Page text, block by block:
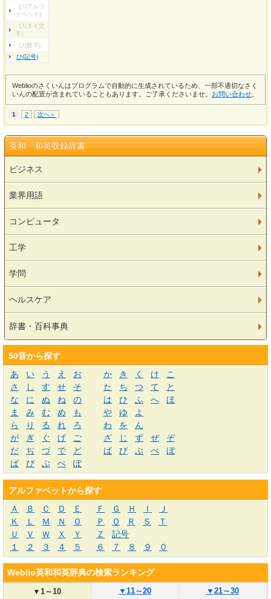
ひ(アルフ
ァベット)
ひ(タイ文
字)
ひ(数字)
ひ(記号)
Weblioのさくいんはプログラムで自動的に生成されているため、一部不適切なさく
いんの配置が含まれていることもあります。ご了承くださいませ。 お問い合わせ
1 2 次へ＞
英和・和英収録辞書
ビジネス
業界用語
コンピュータ
工学
学問
ヘルスケア
辞書・百科事典
50音から探す
あ
い う え お か き く け
こ
さ
し す せ そ た ち つ て
と
な
に ぬ ね の は ひ ふ へ
ほ
ま
み む め も や ゆ
よ
ら
り る れ ろ わ を
ん
が
ぎ ぐ げ ご ざ じ ず ぜ
ぞ
だ
ぢ づ で ど ば び ぶ べ
ぼ
ぱ
ぴ ぷ ぺ ぽ
アルファベットから探す
Ａ
Ｂ Ｃ Ｄ Ｅ Ｆ Ｇ Ｈ Ｉ
Ｊ
Ｋ
Ｌ Ｍ Ｎ Ｏ Ｐ Ｑ Ｒ Ｓ
Ｔ
Ｕ
Ｖ Ｗ Ｘ Ｙ Ｚ
記号
１
２ ３ ４ ５ ６ ７ ８ ９ ０
Weblio英和和英辞典の検索ランキング
▼1～10 ▼ 11～20 ▼ 21～30